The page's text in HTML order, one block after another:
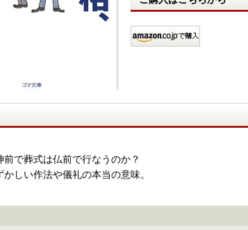
前で葬式は仏前で行なうのか？
しい作法や儀礼の本当の意味。